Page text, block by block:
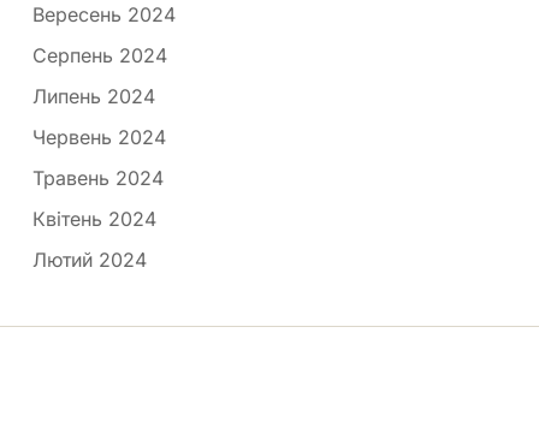
Вересень 2024
Серпень 2024
Липень 2024
Червень 2024
Травень 2024
Квітень 2024
Лютий 2024